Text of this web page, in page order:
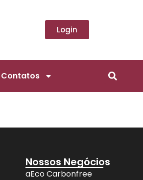
Login
Contatos
Nossos Negócios
aEco Carbonfree